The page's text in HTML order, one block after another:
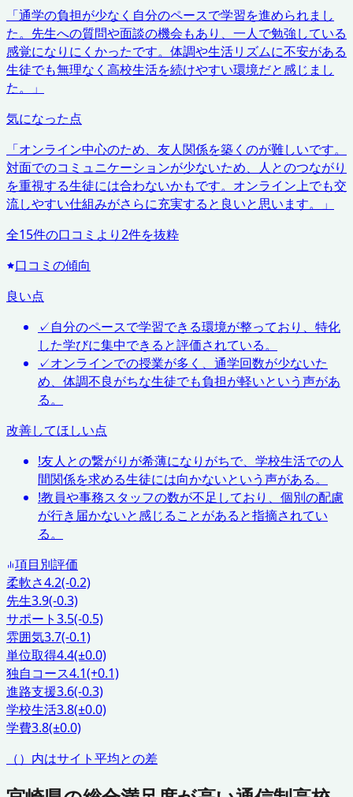
「通学の負担が少なく自分のペースで学習を進められまし
た。先生への質問や面談の機会もあり、一人で勉強している
感覚になりにくかったです。体調や生活リズムに不安がある
生徒でも無理なく高校生活を続けやすい環境だと感じまし
た。
」
気になった点
「オンライン中心のため、友人関係を築くのが難しいです。
対面でのコミュニケーションが少ないため、人とのつながり
を重視する生徒には合わないかもです。オンライン上でも交
流しやすい仕組みがさらに充実すると良いと思います。
」
全15件の口コミより2件を抜粋
口コミの傾向
良い点
✓自分のペースで学習できる環境が整っており、特化
した学びに集中できると評価されている。
✓オンラインでの授業が多く、通学回数が少ないた
め、体調不良がちな生徒でも負担が軽いという声があ
る。
改善してほしい点
!友人との繋がりが希薄になりがちで、学校生活での人
間関係を求める生徒には向かないという声がある。
!教員や事務スタッフの数が不足しており、個別の配慮
が行き届かないと感じることがあると指摘されてい
る。
項目別評価
柔軟さ4.2(-0.2)
先生3.9(-0.3)
サポート3.5(-0.5)
雰囲気3.7(-0.1)
単位取得4.4(±0.0)
独自コース4.1(+0.1)
進路支援3.6(-0.3)
学校生活3.8(±0.0)
学費3.8(±0.0)
（）内はサイト平均との差